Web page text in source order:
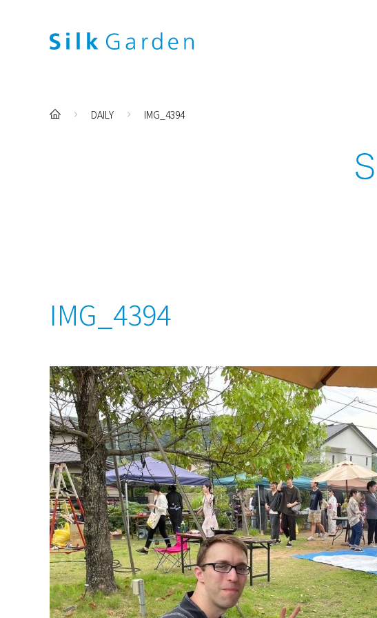
DAILY IMG_4394
IMG_4394